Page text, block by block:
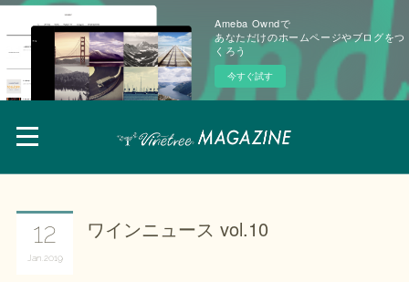
Ameba Owndで
あなただけのホームページやブログをつ
くろう
今すぐ試す
12
Jan 2019
ワインニュース vol.10